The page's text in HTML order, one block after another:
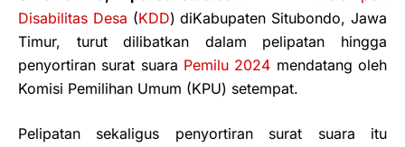
Disabilitas Desa (KDD) diKabupaten Situbondo, Jawa
Timur, turut dilibatkan dalam pelipatan hingga
penyortiran surat suara Pemilu 2024 mendatang oleh
Komisi Pemilihan Umum (KPU) setempat.
Pelipatan sekaligus penyortiran surat suara itu